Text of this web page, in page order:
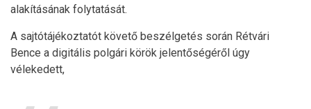
alakításának folytatását.
A sajtótájékoztatót követő beszélgetés során Rétvári
Bence a digitális polgári körök jelentőségéről úgy
vélekedett,